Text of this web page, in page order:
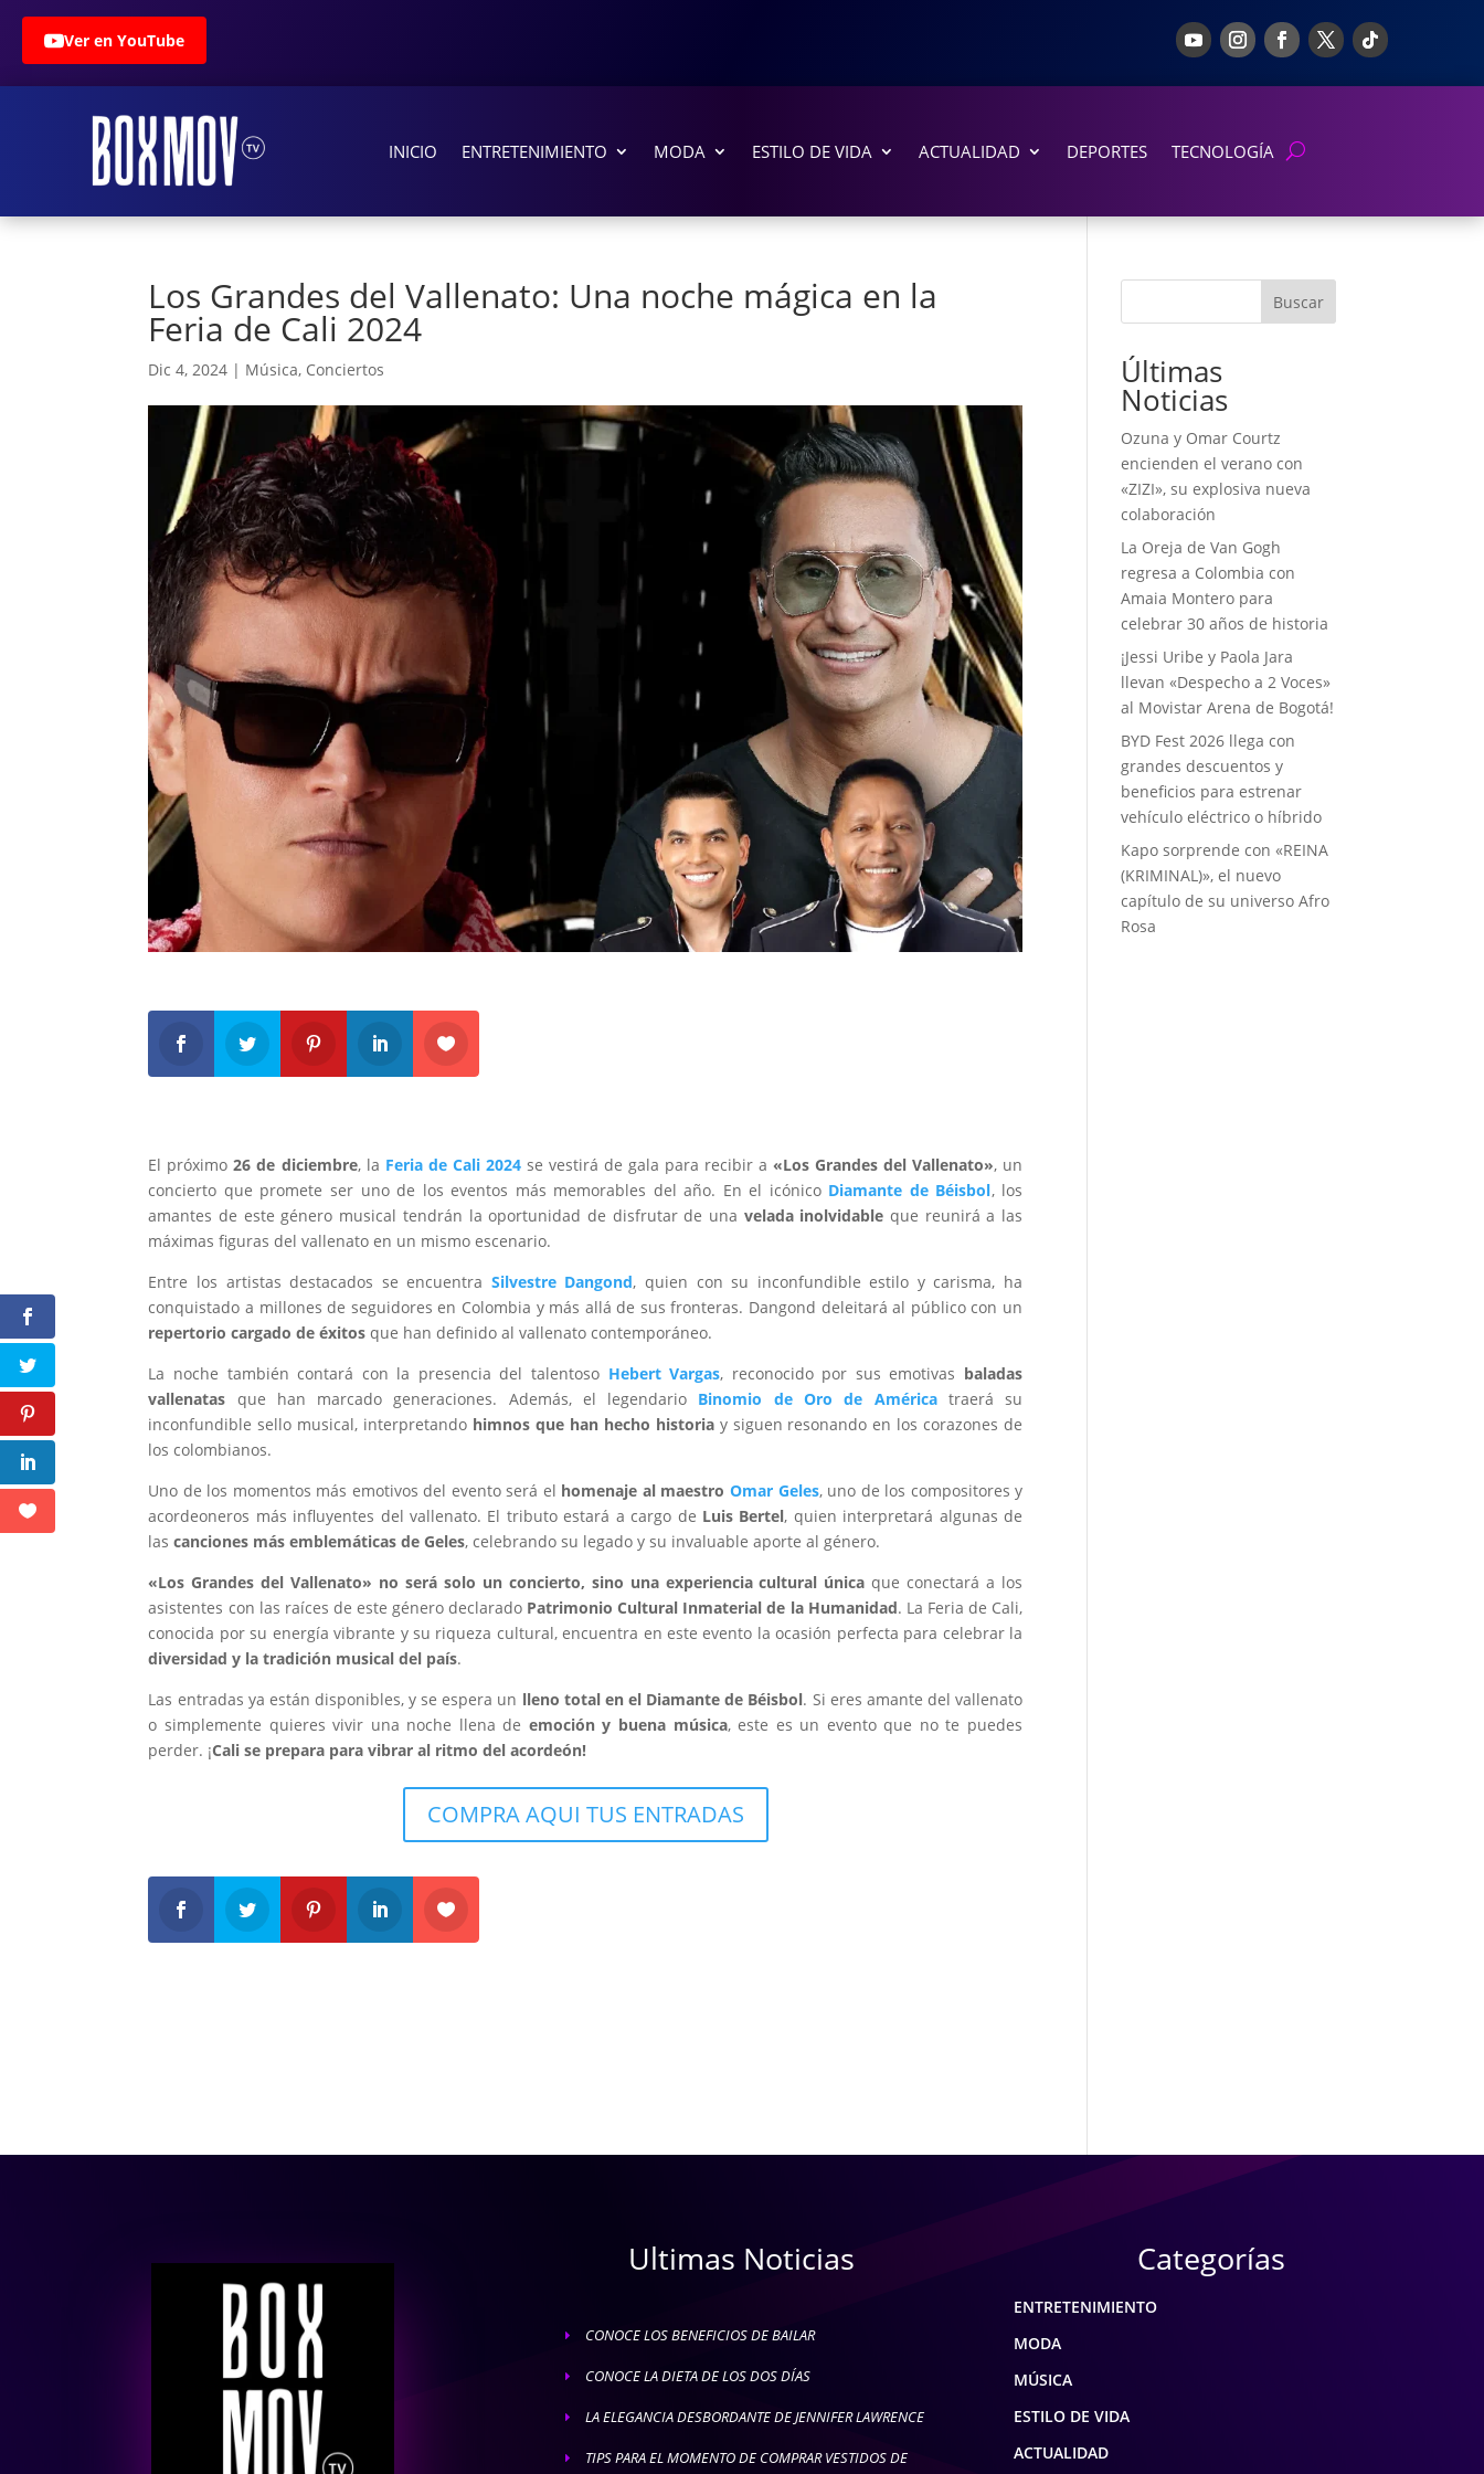
Ver en YouTube
INICIO ENTRETENIMIENTO MODA ESTILO DE VIDA ACTUALIDAD DEPORTES TECNOLOGÍA
Los Grandes del Vallenato: Una noche mágica en la
Feria de Cali 2024
Dic 4, 2024 | Música, Conciertos
El próximo26 de diciembre, la Feria de Cali 2024se vestirá de gala para recibir a «Los Grandes del Vallenato», un
concierto que promete ser uno de los eventos más memorables del año. En el icónico Diamante de Béisbol, los
amantes de este género musical tendrán la oportunidad de disfrutar de una velada inolvidable que reunirá a las
máximas figuras del vallenato en un mismo escenario.
Entre los artistas destacados se encuentra Silvestre Dangond, quien con su inconfundible estilo y carisma, ha
conquistado a millones de seguidores en Colombia y más allá de sus fronteras. Dangond deleitará al público con un
repertorio cargado de éxitos que han definido al vallenato contemporáneo.
La noche también contará con la presencia del talentoso Hebert Vargas, reconocido por sus emotivas baladas
vallenatas que han marcado generaciones. Además, el legendario Binomio de Oro de Américatraerá su
inconfundible sello musical, interpretando himnos que han hecho historiay siguen resonando en los corazones de
los colombianos.
Uno de los momentos más emotivos del evento será el homenaje al maestro Omar Geles, uno de los compositores y
acordeoneros más influyentes del vallenato. El tributo estará a cargo de Luis Bertel, quien interpretará algunas de
lascanciones más emblemáticas de Geles, celebrando su legado y su invaluable aporte al género.
«Los Grandes del Vallenato» no será solo un concierto, sino una experiencia cultural única que conectará a los
asistentes con las raíces de este género declarado Patrimonio Cultural Inmaterial de la Humanidad. La Feria de Cali,
conocida por su energía vibrante y su riqueza cultural, encuentra en este evento la ocasión perfecta para celebrar la
diversidad y la tradición musical del país.
Las entradas ya están disponibles, y se espera un lleno total en el Diamante de Béisbol. Si eres amante del vallenato
o simplemente quieres vivir una noche llena de emoción y buena música, este es un evento que no te puedes
perder. ¡Cali se prepara para vibrar al ritmo del acordeón!
COMPRA AQUI TUS ENTRADAS
Buscar
Últimas
Noticias
Ozuna y Omar Courtz
encienden el verano con
«ZIZI», su explosiva nueva
colaboración
La Oreja de Van Gogh
regresa a Colombia con
Amaia Montero para
celebrar 30 años de historia
¡Jessi Uribe y Paola Jara
llevan «Despecho a 2 Voces»
al Movistar Arena de Bogotá!
BYD Fest 2026 llega con
grandes descuentos y
beneficios para estrenar
vehículo eléctrico o híbrido
Kapo sorprende con «REINA
(KRIMINAL)», el nuevo
capítulo de su universo Afro
Rosa
Ultimas Noticias
E CONOCE LOS BENEFICIOS DE BAILAR
E CONOCE LA DIETA DE LOS DOS DÍAS
E LA ELEGANCIA DESBORDANTE DE JENNIFER LAWRENCE
E
TIPS PARA EL MOMENTO DE COMPRAR VESTIDOS DE
Categorías
ENTRETENIMIENTO
MODA
MÚSICA
ESTILO DE VIDA
ACTUALIDAD